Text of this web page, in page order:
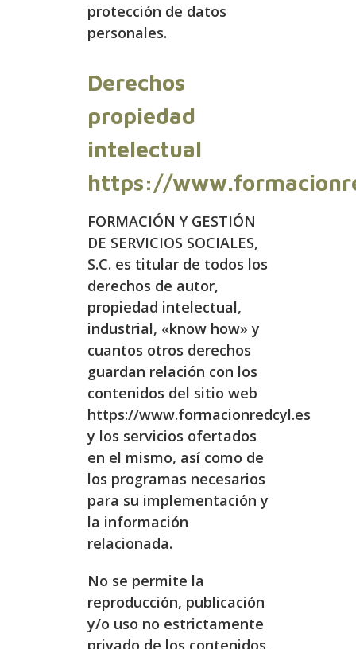
protección de datos
personales.
Derechos
propiedad
intelectual
https://
FORMACIÓN Y GESTIÓN
DE SERVICIOS SOCIALES,
S.C. es titular de todos los
derechos de autor,
propiedad intelectual,
industrial, «know how» y
cuantos otros derechos
guardan relación con los
contenidos del sitio web
https://www.formacionredcyl.es
y los servicios ofertados
en el mismo, así como de
los programas necesarios
para su implementación y
la información
relacionada.
No se permite la
reproducción, publicación
y/o uso no estrictamente
privado de los contenidos,